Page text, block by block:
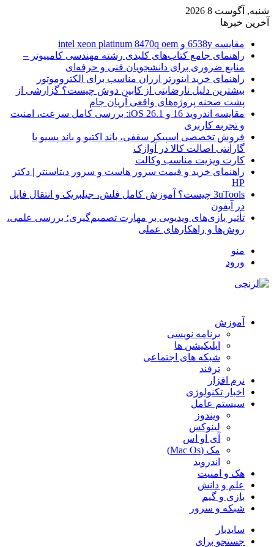
شنبه, آگوست 8 2026
آخرین خبرها
مقایسه 6538y و intel xeon platinum 8470q oem
راهنمای جامع کتاب‌های کلیدی رشته مهندسی کامپیوتر –
منابع ضروری برای دانشجویان فنی و حرفه‌ای
راهنمای خرید اینورتر ارزان مناسب برای الکتروموتور
بیشترین دلیل نارضایتی از کابین دوش چیست؟ گزارشی از
پشت صحنه پروژه‌های واقعی آریان جام
مقایسه اندروید 16 و iOS 26.1: بررسی کامل سرعت، امنیت
و تجربه کاربری
فروش تخصصی اسپیکر سقفی، باند اکتیو و باند پسیو با
گارانتی اصالت کالا در آوازک
کارت ویزیت مناسب وکالت
راهنمای خرید و قیمت سرور هاست و سرور دیتاسنتر | دکتر
HP
3uTools چیست؟ آموزش کامل فلش، جیلبریک و انتقال فایل
در آیفون
تأثیر بازی‌های ویدیویی بر مهارت تصمیم‌گیری؛ بررسی علمی،
روش‌ها و راهکارهای عملی
منو
ورود
آموزش
برنامه نویسی
اپلیکیشن ها
شبکه های اجتماعی
ترفند
نرم افزار
اخبار تکنولوژی
سیستم عامل
ویندوز
لینوکس
آی او اس
مک (Mac Os)
اندروید
هک و امنیت
علم و دانش
بازی و گیم
شبکه و سرور
سایدبار
جستجو برای